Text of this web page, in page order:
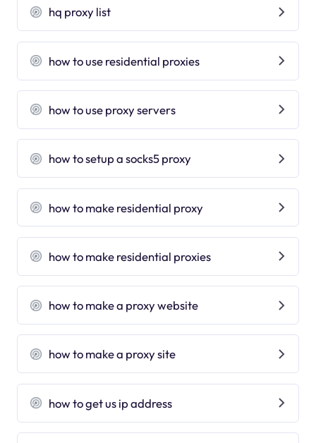
hq proxy list
how to use residential proxies
how to use proxy servers
how to setup a socks5 proxy
how to make residential proxy
how to make residential proxies
how to make a proxy website
how to make a proxy site
how to get us ip address